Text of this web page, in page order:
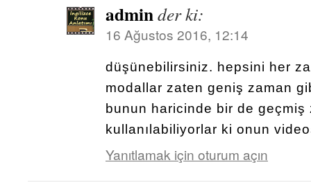
adminder ki:
16 Ağustos 2016, 12:14
düşünebilirsiniz. hepsini her
modallar zaten geniş zaman
bunun haricinde bir de geçmiş
kullanılabiliyorlar ki onun
Yanıtlamak için oturum açın